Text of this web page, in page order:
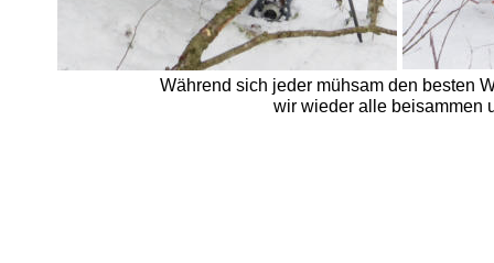
Während sich jeder mühsam den besten
wir wieder alle beisammen